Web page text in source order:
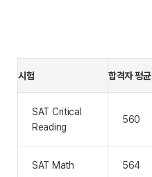
시험 합격자 평균
SAT Critical
Reading
560
SAT Math 564